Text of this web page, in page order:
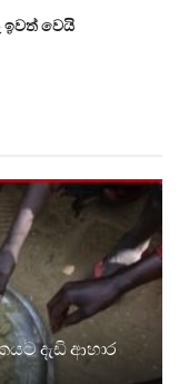
ඉවත් වෙයි
දැඩි ආහාර